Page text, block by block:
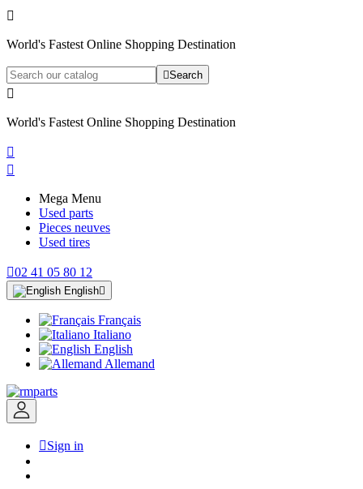

World's Fastest Online Shopping Destination
Search

World's Fastest Online Shopping Destination


Mega Menu
Used parts
Pieces neuves
Used tires
02 41 05 80 12
English
Français
Italiano
English
Allemand
Sign in